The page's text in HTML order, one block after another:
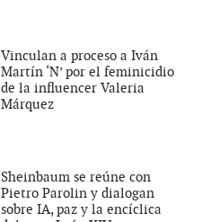
Vinculan a proceso a Iván
Martín ‘N’ por el feminicidio
de la influencer Valeria
Márquez
Sheinbaum se reúne con
Pietro Parolin y dialogan
sobre IA, paz y la encíclica